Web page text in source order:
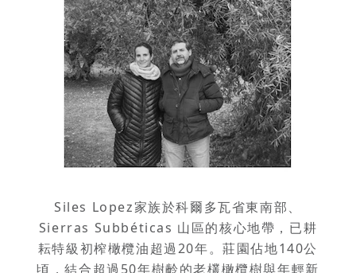
Siles Lopez家族於科爾多瓦省東南部、
Sierras Subbéticas 山區的核心地帶，已耕
耘特級初榨橄欖油超過20年。莊園佔地140公
頃，結合超過50年樹齡的老欉橄欖樹與年輕新